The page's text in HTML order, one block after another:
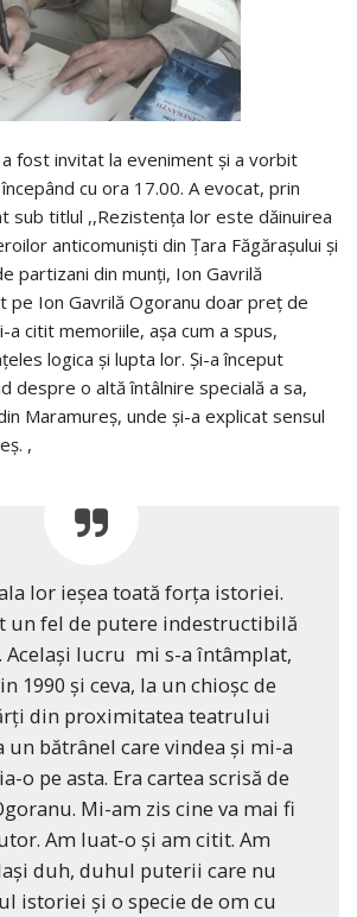
fost invitat la eveniment și a vorbit
cu ora 17.00. A evocat, prin
sub titlul ,,Rezistența lor este dăinuirea
anticomuniști din Țara Făgărașului și
partizani din munți, Ion Gavrilă
pe Ion Gavrilă Ogoranu doar preț de
a citit memoriile, așa cum a spus,
logica și lupta lor. Și-a început
despre o altă întâlnire specială a sa,
Maramureș, unde și-a explicat sensul
,
lor ieșea toată forța istoriei.
un fel de putere indestructibilă
Același lucru mi s-a întâmplat,
1990 și ceva, la un chioșc de
din proximitatea teatrului
un bătrânel care vindea și mi-a
o pe asta. Era cartea scrisă de
Mi-am zis cine va mai fi
Am luat-o și am citit. Am
duh, duhul puterii care nu
istoriei și o specie de om cu